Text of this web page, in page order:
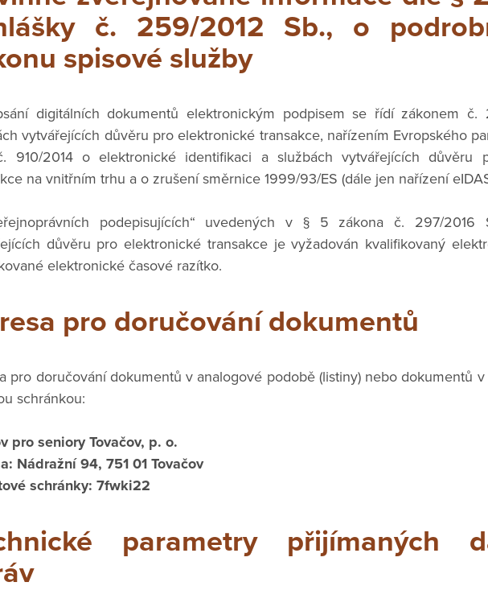
č. 259/2012 Sb., o
spisové služby
digitálních dokumentů elektronickým podpisem se řídí zákonem č.
vytvářejících důvěru pro elektronické transakce, nařízením Evropského
910/2014 o elektronické identifikaci a službách vytvářejících důvěru
na vnitřním trhu a o zrušení směrnice 1999/93/ES (dále jen nařízení
podepisujících“ uvedených v § 5 zákona č. 297/2016
důvěru pro elektronické transakce je vyžadován kvalifikovaný
elektronické časové razítko.
pro doručování dokumentů
pro doručování dokumentů v analogové podobě (listiny) nebo dokumentů
schránkou:
pro seniory Tovačov, p. o.
Nádražní 94, 751 01 Tovačov
schránky: 7fwki22
parametry přijímaných